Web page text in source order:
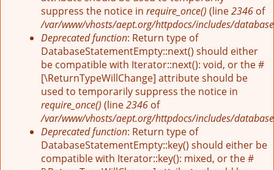
suppress the notice in require_once() (line2346 of
/var/www/vhosts/aept.org/httpdocs/includes/
Deprecated function: Return type of
DatabaseStatementEmpty::next() should either
be compatible with Iterator::next(): void, or the #
[\ReturnTypeWillChange] attribute should be
used to temporarily suppress the notice in
require_once() (line2346 of
/var/www/vhosts/aept.org/httpdocs/includes/
Deprecated function: Return type of
DatabaseStatementEmpty::key() should either be
compatible with Iterator::key(): mixed, or the #